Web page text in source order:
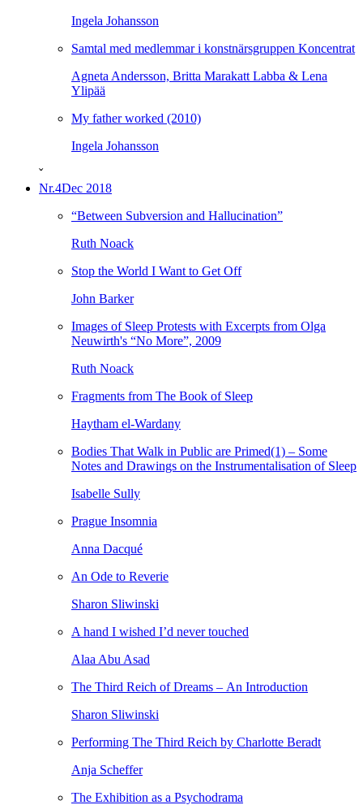
Ingela Johansson
Samtal med medlemmar i konstnärsgruppen Koncentrat
Agneta Andersson, Britta Marakatt Labba & Lena
Ylipää
My father worked (2010)
Ingela Johansson
ˇ
Nr.4Dec 2018
“Between Subversion and Hallucination”
Ruth Noack
Stop the World I Want to Get Off
John Barker
Images of Sleep Protests with Excerpts from Olga
Neuwirth's “No More”, 2009
Ruth Noack
Fragments from The Book of Sleep
Haytham el-Wardany
Bodies That Walk in Public are Primed(1) – Some
Notes and Drawings on the Instrumentalisation of Sleep
Isabelle Sully
Prague Insomnia
Anna Dacqué
An Ode to Reverie
Sharon Sliwinski
A hand I wished I’d never touched
Alaa Abu Asad
The Third Reich of Dreams – An Introduction
Sharon Sliwinski
Performing The Third Reich by Charlotte Beradt
Anja Scheffer
The Exhibition as a Psychodrama